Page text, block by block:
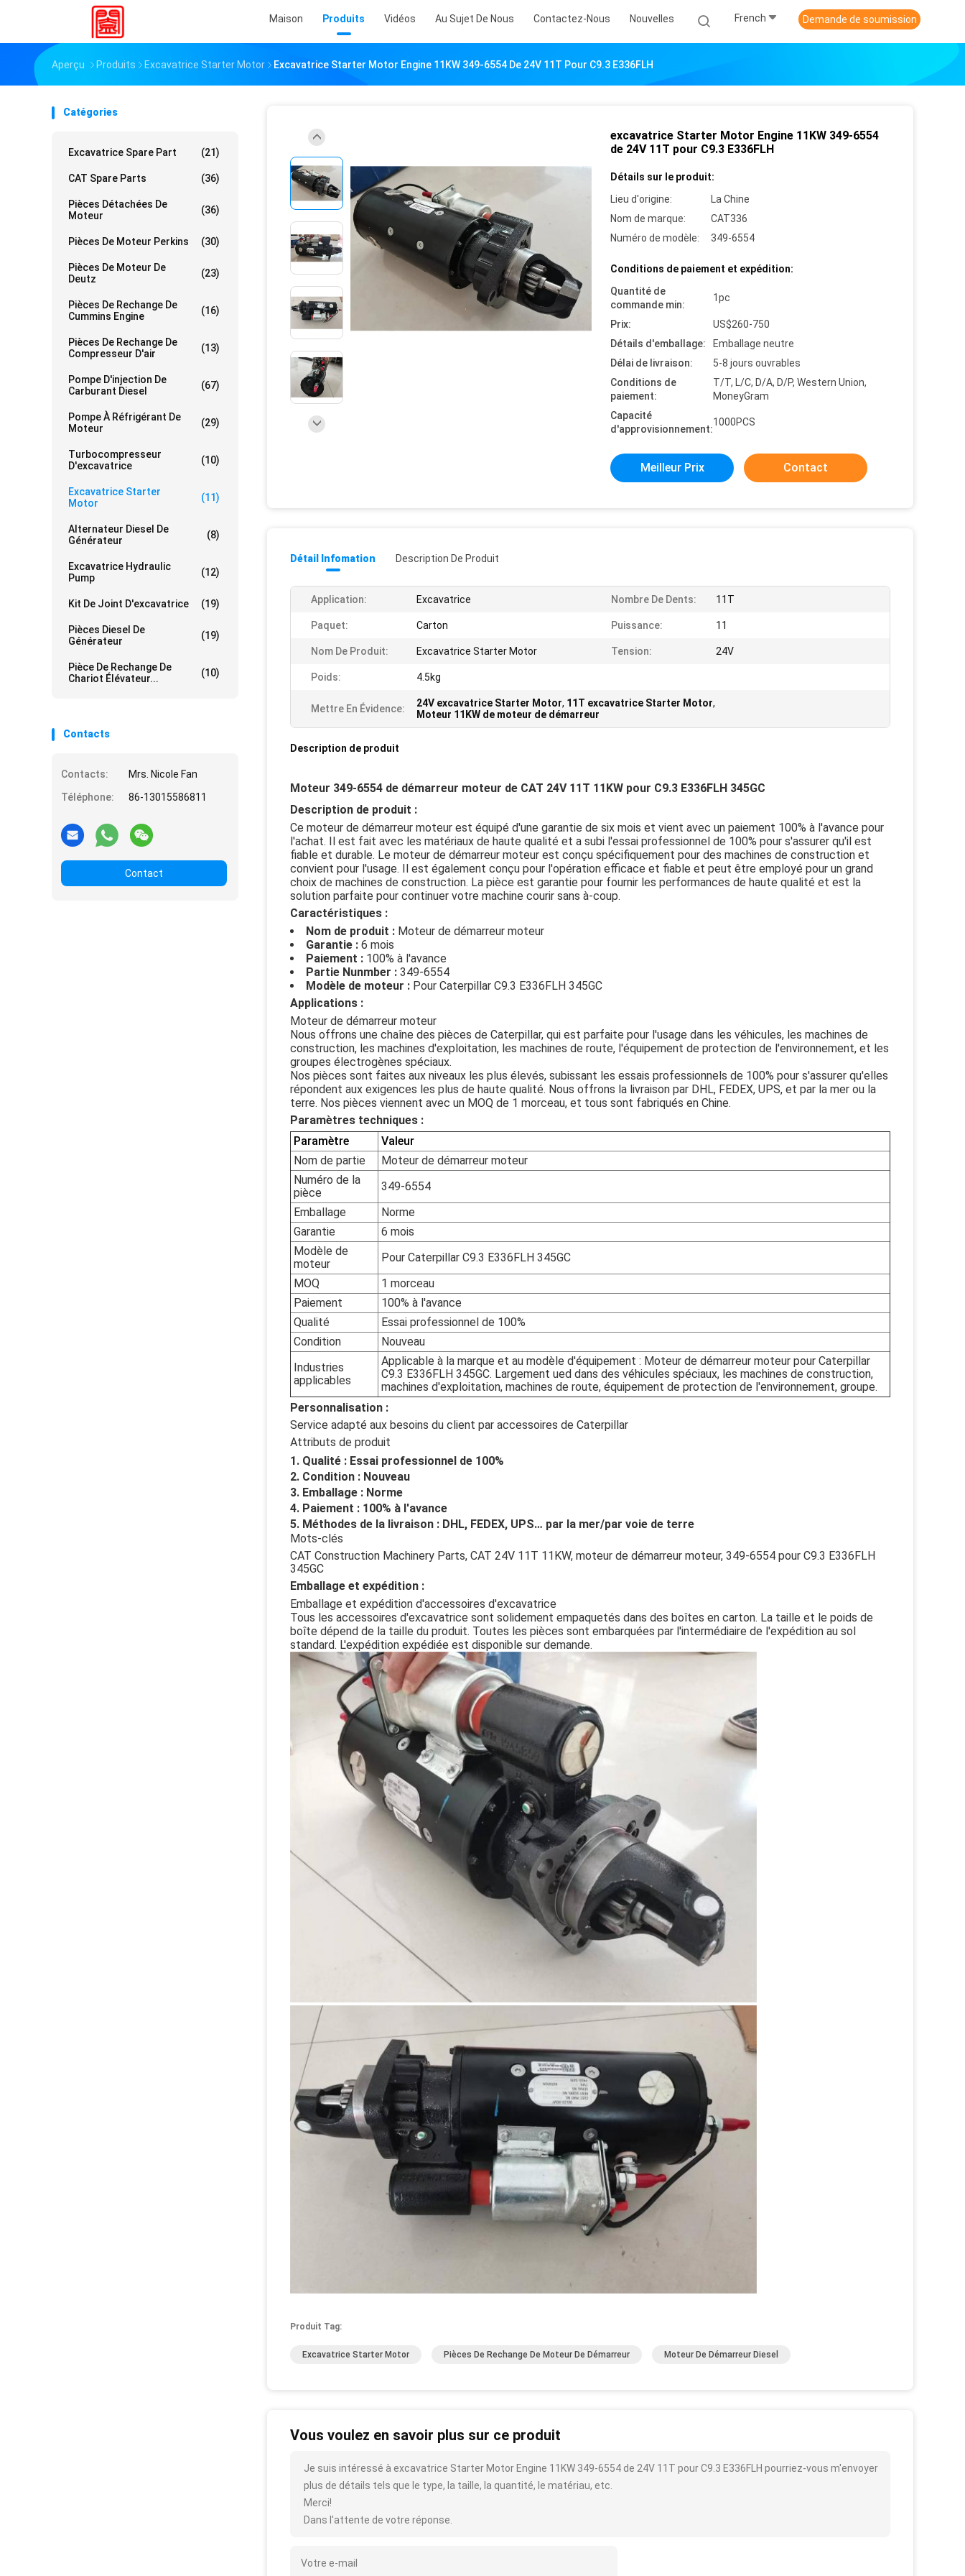
Maison Produits Vidéos Au Sujet De Nous Contactez-Nous Nouvelles French Demande de soumission
Aperçu Produits Excavatrice Starter Motor Excavatrice Starter Motor Engine 11KW 349-6554 De 24V 11T Pour C9.3 E336FLH
Catégories
Excavatrice Spare Part (21)
CAT Spare Parts (36)
Pièces Détachées De
Moteur
(36)
Pièces De Moteur Perkins (30)
Pièces De Moteur De
Deutz
(23)
Pièces De Rechange De
Cummins Engine
(16)
Pièces De Rechange De
Compresseur D'air
(13)
Pompe D'injection De
Carburant Diesel
(67)
Pompe À Réfrigérant De
Moteur
(29)
Turbocompresseur
D'excavatrice
(10)
Excavatrice Starter
Motor
(11)
Alternateur Diesel De
Générateur
(8)
Excavatrice Hydraulic
Pump
(12)
Kit De Joint D'excavatrice (19)
Pièces Diesel De
Générateur
(19)
Pièce De Rechange De
Chariot Élévateur...
(10)
Contacts
Contacts:
Mrs. Nicole Fan
Téléphone:
86-13015586811
Contact
excavatrice Starter Motor Engine 11KW 349-6554
de 24V 11T pour C9.3 E336FLH
Détails sur le produit:
Lieu d'origine:
La Chine
Nom de marque:
CAT336
Numéro de modèle:
349-6554
Conditions de paiement et expédition:
Quantité de
commande min:
1pc
Prix:
US$260-750
Détails d'emballage:
Emballage neutre
Délai de livraison:
5-8 jours ouvrables
Conditions de
paiement:
T/T, L/C, D/A, D/P, Western Union,
MoneyGram
Capacité
d'approvisionnement:
1000PCS
Meilleur Prix Contact
Détail Infomation Description De Produit
Application: Excavatrice Nombre De Dents: 11T
Paquet: Carton Puissance: 11
Nom De Produit: Excavatrice Starter Motor Tension: 24V
Poids: 4.5kg
Mettre En Évidence: 24V excavatrice Starter Motor, 11T excavatrice Starter Motor,
Moteur 11KW de moteur de démarreur
Description de produit
Moteur 349-6554 de démarreur moteur de CAT 24V 11T 11KW pour C9.3 E336FLH 345GC
Description de produit :
Ce moteur de démarreur moteur est équipé d'une garantie de six mois et vient avec un paiement 100% à l'avance pour
l'achat. Il est fait avec les matériaux de haute qualité et a subi l'essai professionnel de 100% pour s'assurer qu'il est
fiable et durable. Le moteur de démarreur moteur est conçu spécifiquement pour des machines de construction et
convient pour l'usage. Il est également conçu pour l'opération efficace et fiable et peut être employé pour un grand
choix de machines de construction. La pièce est garantie pour fournir les performances de haute qualité et est la
solution parfaite pour continuer votre machine courir sans à-coup.
Caractéristiques :
Nom de produit : Moteur de démarreur moteur
Garantie : 6 mois
Paiement : 100% à l'avance
Partie Nunmber : 349-6554
Modèle de moteur : Pour Caterpillar C9.3 E336FLH 345GC
Applications :
Moteur de démarreur moteur
Nous offrons une chaîne des pièces de Caterpillar, qui est parfaite pour l'usage dans les véhicules, les machines de
construction, les machines d'exploitation, les machines de route, l'équipement de protection de l'environnement, et les
groupes électrogènes spéciaux.
Nos pièces sont faites aux niveaux les plus élevés, subissant les essais professionnels de 100% pour s'assurer qu'elles
répondent aux exigences les plus de haute qualité. Nous offrons la livraison par DHL, FEDEX, UPS, et par la mer ou la
terre. Nos pièces viennent avec un MOQ de 1 morceau, et tous sont fabriqués en Chine.
Paramètres techniques :
Paramètre
Valeur
Nom de partie
Moteur de démarreur moteur
Numéro de la
pièce
349-6554
Emballage
Norme
Garantie
6 mois
Modèle de
moteur
Pour Caterpillar C9.3 E336FLH 345GC
MOQ
1 morceau
Paiement
100% à l'avance
Qualité
Essai professionnel de 100%
Condition
Nouveau
Industries
applicables
Applicable à la marque et au modèle d'équipement : Moteur de démarreur moteur pour Caterpillar
C9.3 E336FLH 345GC. Largement ued dans des véhicules spéciaux, les machines de construction,
machines d'exploitation, machines de route, équipement de protection de l'environnement, groupe.
Personnalisation :
Service adapté aux besoins du client par accessoires de Caterpillar
Attributs de produit
Qualité : Essai professionnel de 100%
Condition : Nouveau
Emballage : Norme
Paiement : 100% à l'avance
Méthodes de la livraison : DHL, FEDEX, UPS… par la mer/par voie de terre
Mots-clés
CAT Construction Machinery Parts, CAT 24V 11T 11KW, moteur de démarreur moteur, 349-6554 pour C9.3 E336FLH
345GC
Emballage et expédition :
Emballage et expédition d'accessoires d'excavatrice
Tous les accessoires d'excavatrice sont solidement empaquetés dans des boîtes en carton. La taille et le poids de
boîte dépend de la taille du produit. Toutes les pièces sont embarquées par l'intermédiaire de l'expédition au sol
standard. L'expédition expédiée est disponible sur demande.
Produit Tag:
Excavatrice Starter Motor Pièces De Rechange De Moteur De Démarreur Moteur De Démarreur Diesel
Vous voulez en savoir plus sur ce produit
Je suis intéressé à excavatrice Starter Motor Engine 11KW 349-6554 de 24V 11T pour C9.3 E336FLH pourriez-vous m'envoyer
plus de détails tels que le type, la taille, la quantité, le matériau, etc.
Merci!
Dans l'attente de votre réponse.